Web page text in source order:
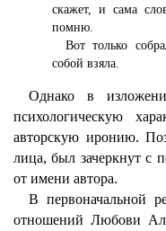
скажет, и сама
помню.
Вот только
собой взяла.
Однако в
психологическую
авторскую иронию.
лица, был зачеркнут с
от имени автора.
В первоначальной
отношений Любови